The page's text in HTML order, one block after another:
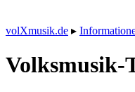
volXmusik.de ▸
Volksmusik-